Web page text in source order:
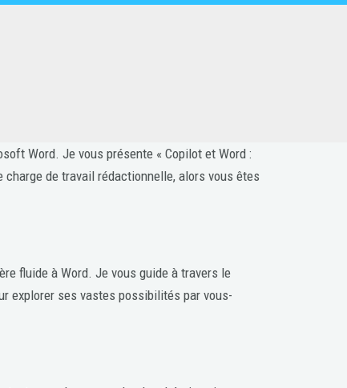
Word. Je vous présente « Copilot et Word :
charge de travail rédactionnelle, alors vous êtes
fluide à Word. Je vous guide à travers le
explorer ses vastes possibilités par vous-